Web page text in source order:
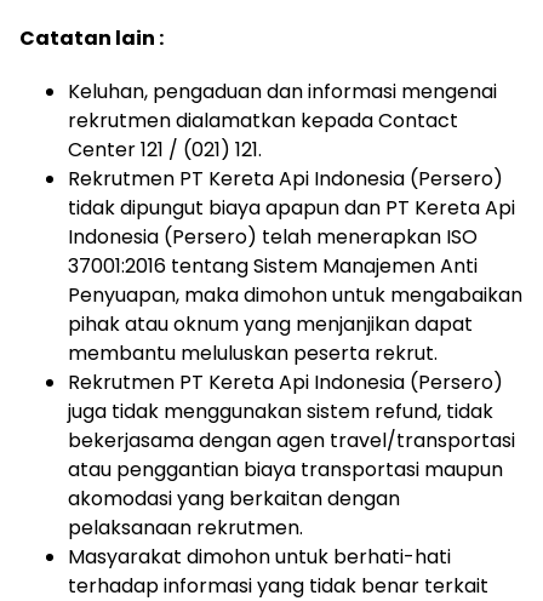
Catatan lain :
Keluhan, pengaduan dan informasi mengenai
rekrutmen dialamatkan kepada Contact
Center 121 / (021) 121.
Rekrutmen PT Kereta Api Indonesia (Persero)
tidak dipungut biaya apapun dan PT Kereta Api
Indonesia (Persero) telah menerapkan ISO
37001:2016 tentang Sistem Manajemen Anti
Penyuapan, maka dimohon untuk mengabaikan
pihak atau oknum yang menjanjikan dapat
membantu meluluskan peserta rekrut.
Rekrutmen PT Kereta Api Indonesia (Persero)
juga tidak menggunakan sistem refund, tidak
bekerjasama dengan agen travel/transportasi
atau penggantian biaya transportasi maupun
akomodasi yang berkaitan dengan
pelaksanaan rekrutmen.
Masyarakat dimohon untuk berhati-hati
terhadap informasi yang tidak benar terkait